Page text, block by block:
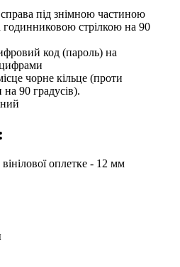
під знімною частиною
годинниковою стрілкою на 90
код (пароль) на
чорне кільце (проти
на 90 градусів).
оплетке - 12 мм